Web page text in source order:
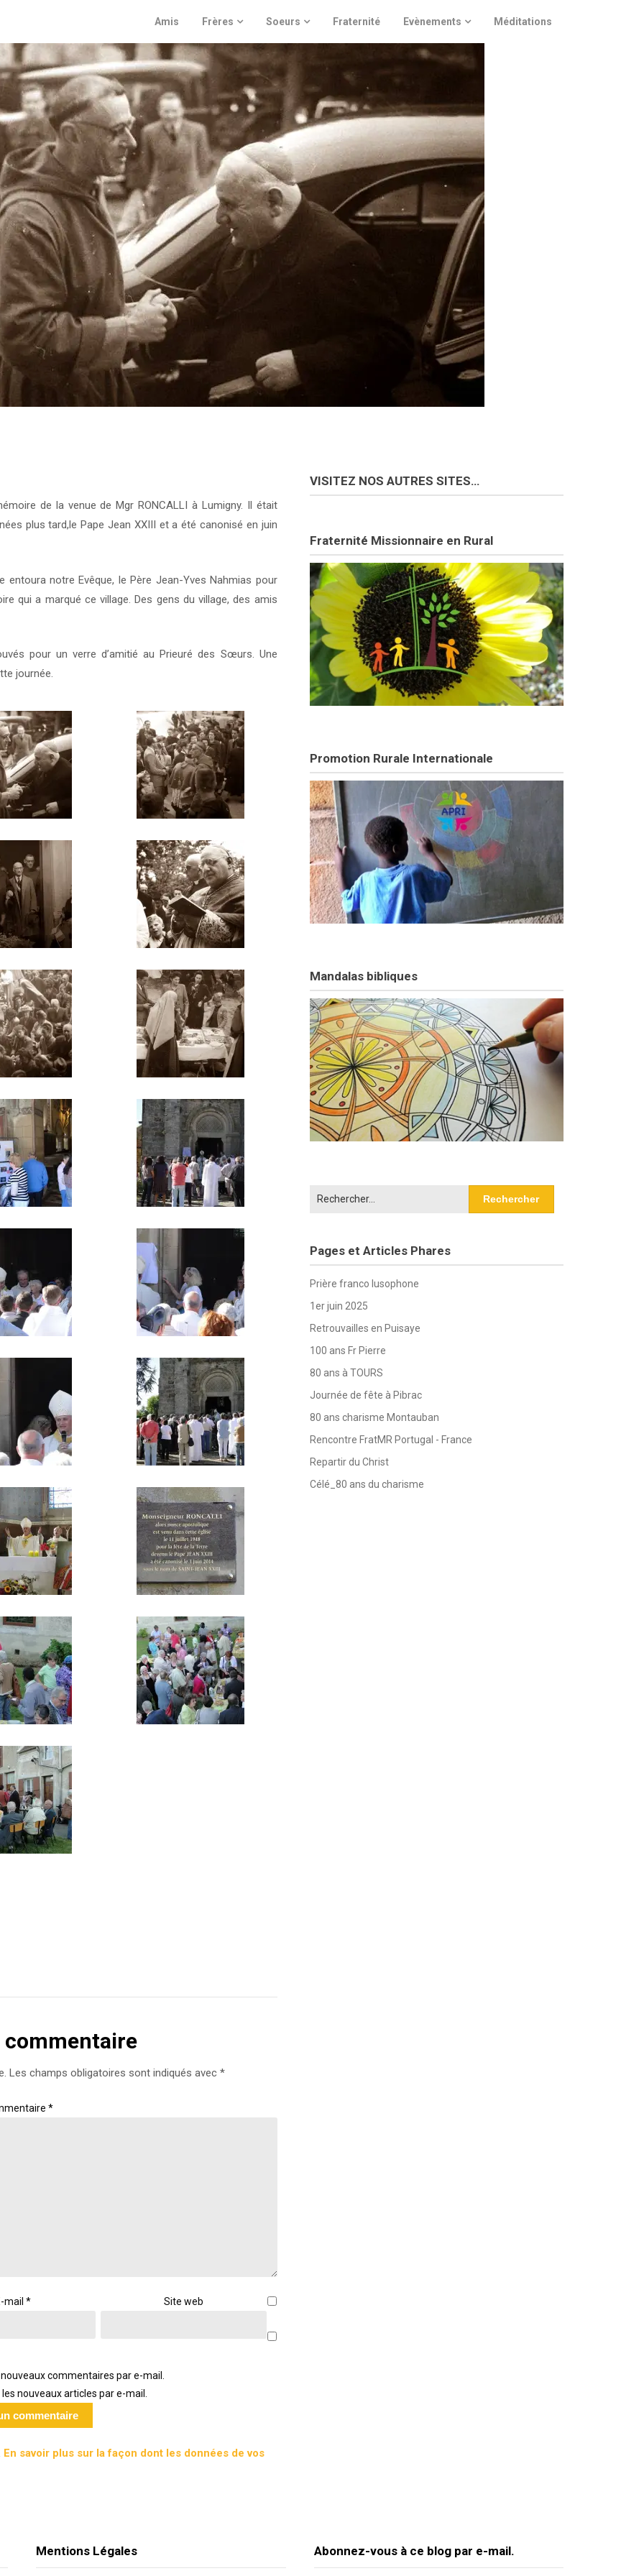
Amis Frères Soeurs Fraternité Evènements Méditations
de la venue de Mgr RONCALLI à Lumigny. Il était
plus tard,le Pape Jean XXIII et a été canonisé en juin
notre Evêque, le Père Jean-Yves Nahmias pour
qui a marqué ce village. Des gens du village, des amis
pour un verre d’amitié au Prieuré des Sœurs. Une
journée.
commentaire
Les champs obligatoires sont indiqués avec*
*
mail * Site web
commentaires par e-mail.
nouveaux articles par e-mail.
En savoir plus sur la façon dont les données de vos
VISITEZ NOS AUTRES SITES…
Fraternité Missionnaire en Rural
Promotion Rurale Internationale
Mandalas bibliques
Pages et Articles Phares
Prière franco lusophone
1er juin 2025
Retrouvailles en Puisaye
100 ans Fr Pierre
80 ans à TOURS
Journée de fête à Pibrac
80 ans charisme Montauban
Rencontre FratMR Portugal - France
Repartir du Christ
Célé_80 ans du charisme
Mentions Légales Abonnez-vous à ce blog par e-mail.